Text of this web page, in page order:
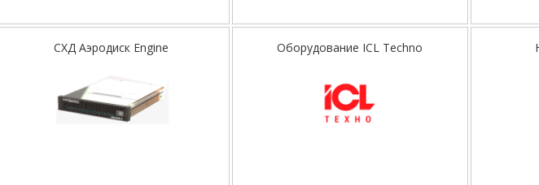
СХД Аэродиск Engine Оборудование ICL Techno